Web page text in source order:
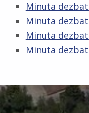
Minuta
Minuta
Minuta
Minuta